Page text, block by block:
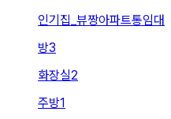
인기집_뷰짱아파트통임대
방3
화장실2
주방1